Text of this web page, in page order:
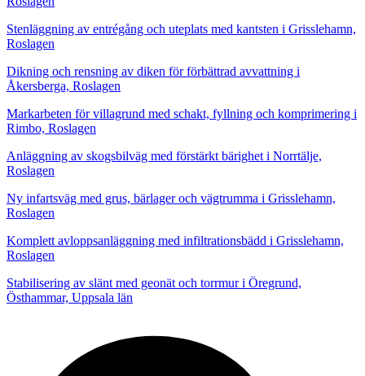
Stenläggning av entrégång och uteplats med kantsten i Grisslehamn,
Roslagen
Dikning och rensning av diken för förbättrad avvattning i
Åkersberga, Roslagen
Markarbeten för villagrund med schakt, fyllning och komprimering i
Rimbo, Roslagen
Anläggning av skogsbilväg med förstärkt bärighet i Norrtälje,
Roslagen
Ny infartsväg med grus, bärlager och vägtrumma i Grisslehamn,
Roslagen
Komplett avloppsanläggning med infiltrationsbädd i Grisslehamn,
Roslagen
Stabilisering av slänt med geonät och torrmur i Öregrund,
Östhammar, Uppsala län